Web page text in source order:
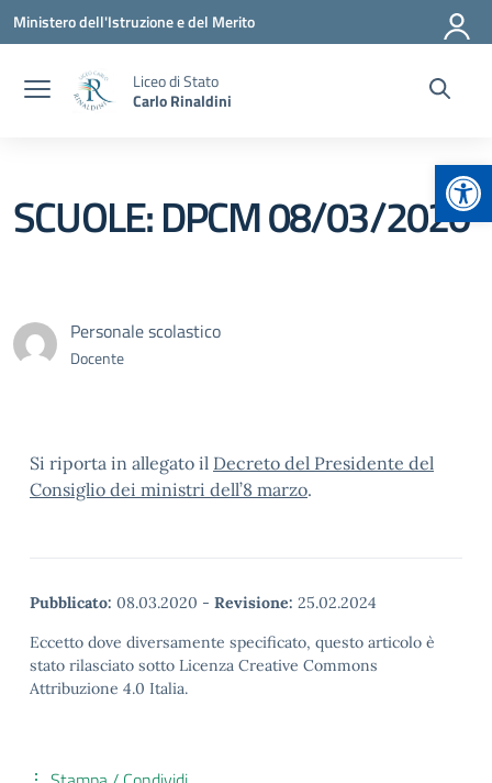
Vai ai contenuti
Vai al menu di navigazione
Vai al footer
Ministero dell'Istruzione e del Merito
Liceo di Stato
Carlo Rinaldini
SCUOLE: DPCM 08/03/2020
Personale scolastico
Docente
Si riporta in allegato il Decreto del Presidente del
Consiglio dei ministri dell’8 marzo.
Pubblicato: 08.03.2020 - Revisione: 25.02.2024
Eccetto dove diversamente specificato, questo articolo è
stato rilasciato sotto Licenza Creative Commons
Attribuzione 4.0 Italia.